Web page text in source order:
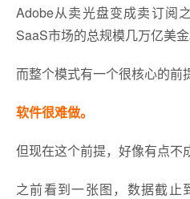
Adobe从卖光盘变成卖订阅
SaaS市场的总规模几万亿美金
而整个模式有一个很核心的前
软件很难做。
但现在这个前提，好像有点不
之前看到一张图，数据截止